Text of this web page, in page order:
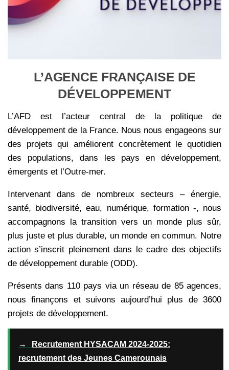
L’AGENCE FRANÇAISE DE
DÉVELOPPEMENT
L’AFD est l’acteur central de la politique de
développement de la France. Nous nous engageons sur
des projets qui améliorent concrètement le quotidien
des populations, dans les pays en développement,
émergents et l’Outre-mer.
Intervenant dans de nombreux secteurs – énergie,
santé, biodiversité, eau, numérique, formation -, nous
accompagnons la transition vers un monde plus sûr,
plus juste et plus durable, un monde en commun. Notre
action s’inscrit pleinement dans le cadre des objectifs
de développement durable (ODD).
Présents dans 110 pays via un réseau de 85 agences,
nous finançons et suivons aujourd’hui plus de 3600
projets de développement.
→
Recrutement HYSACAM 2024-2025:
recrutement des Jeunes Camerounais